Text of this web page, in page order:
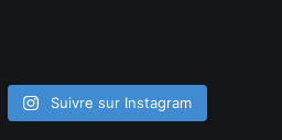
Suivre sur Instagram